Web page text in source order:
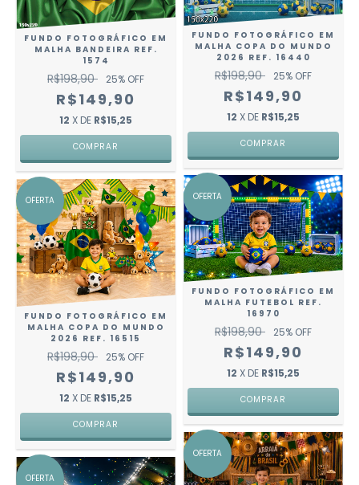
FUNDO FOTOGRÁFICO EM
MALHA BANDEIRA REF.
1574
R$198,90 25% OFF
R$149,90
12 X DE R$15,25
COMPRAR
FUNDO FOTOGRÁFICO EM
MALHA COPA DO MUNDO
2026 REF. 16440
R$198,90 25% OFF
R$149,90
12 X DE R$15,25
COMPRAR
OFERTA
FUNDO FOTOGRÁFICO EM
MALHA COPA DO MUNDO
2026 REF. 16515
R$198,90 25% OFF
R$149,90
12 X DE R$15,25
COMPRAR
OFERTA
FUNDO FOTOGRÁFICO EM
MALHA FUTEBOL REF.
16970
R$198,90 25% OFF
R$149,90
12 X DE R$15,25
COMPRAR
OFERTA
OFERTA